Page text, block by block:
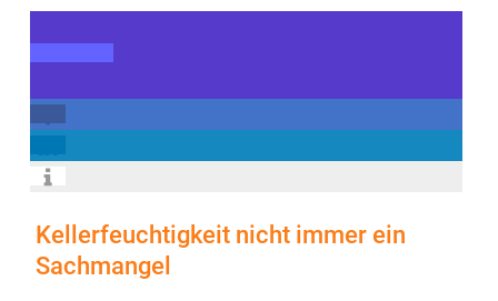
Kellerfeuchtigkeit nicht immer ein
Sachmangel